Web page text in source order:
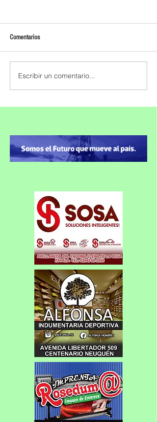
Comentarios
Escribir un comentario...